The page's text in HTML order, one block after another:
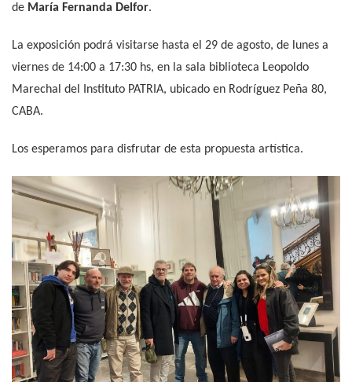
de María Fernanda Delfor.
La exposición podrá visitarse hasta el 29 de agosto, de lunes a
viernes de 14:00 a 17:30 hs, en la sala biblioteca Leopoldo
Marechal del Instituto PATRIA, ubicado en Rodríguez Peña 80,
CABA.
Los esperamos para disfrutar de esta propuesta artística.